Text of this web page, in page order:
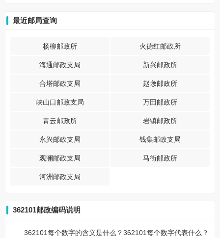
最近邮局查询
杨柳邮政所 火德红邮政所
海通邮政支局 新兴邮政所
合塔邮政支局 赵墩邮政所
峡山口邮政支局 万田邮政所
青云邮政所 岩镇邮政所
永兴邮政支局 钱集邮政支局
观澜邮政支局 马街邮政所
河洲邮政支局
362101邮政编码说明
362101每个数字的含义是什么？362101每个数字代表什么？